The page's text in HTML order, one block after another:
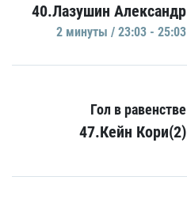
40.Лазушин Александр
2 минуты / 23:03 - 25:03
Гол в равенстве
47.Кейн Кори(2)